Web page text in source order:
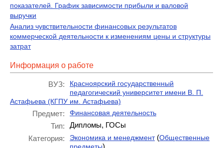
показателей. График зависимости прибыли и валовой
выручки
Анализ чувствительности финансовых результатов
коммерческой деятельности к изменениям цены и структуры
затрат
Информация о работе
ВУЗ:
Красноярский государственный
педагогический университет имени В. П.
Астафьева (КГПУ им. Астафьева)
Предмет: Финансовая деятельность
Тип:
Дипломы, ГОСы
Категория:
Экономика и менеджмент(Общественные
)